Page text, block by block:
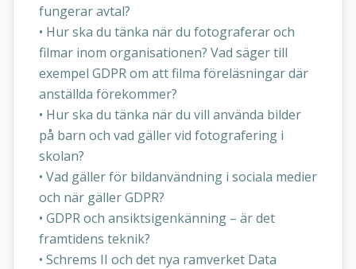
fungerar avtal?
• Hur ska du tänka när du fotograferar och
filmar inom organisationen? Vad säger till
exempel GDPR om att filma föreläsningar där
anställda förekommer?
• Hur ska du tänka när du vill använda bilder
på barn och vad gäller vid fotografering i
skolan?
• Vad gäller för bildanvändning i sociala medier
och när gäller GDPR?
• GDPR och ansiktsigenkänning – är det
framtidens teknik?
• Schrems II och det nya ramverket Data